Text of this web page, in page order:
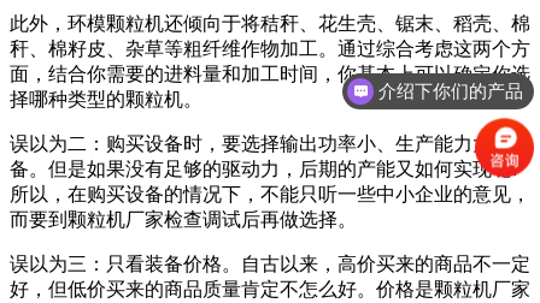
此外，环模颗粒机还倾向于将秸秆、花生壳、锯末、稻壳、棉
秆、棉籽皮、杂草等粗纤维作物加工。通过综合考虑这两个方
面，结合你需要的进料量和加工时间，你基本上可以确定你选
择哪种类型的颗粒机。
误以为二：购买设备时，要选择输出功率小、生产能力大的设
备。但是如果没有足够的驱动力，后期的产能又如何实现呢?
所以，在购买设备的情况下，不能只听一些中小企业的意见，
而要到颗粒机厂家检查调试后再做选择。
误以为三：只看装备价格。自古以来，高价买来的商品不一定
好，但低价买来的商品质量肯定不怎么好。价格是颗粒机厂家
介绍下你们的产品